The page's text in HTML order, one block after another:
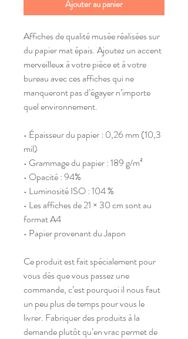
Ajouter au panier
Affiches de qualité musée réalisées sur
du papier mat épais. Ajoutez un accent
merveilleux à votre pièce et à votre
bureau avec ces affiches qui ne
manqueront pas d’égayer n’importe
quel environnement.
• Épaisseur du papier : 0,26 mm (10,3
mil)
• Grammage du papier : 189 g/m²
• Opacité : 94%
• Luminosité ISO : 104 %
• Les affiches de 21 × 30 cm sont au
format A4
• Papier provenant du Japon
Ce produit est fait spécialement pour
vous dès que vous passez une
commande, c’est pourquoi il nous faut
un peu plus de temps pour vous le
livrer. Fabriquer des produits à la
demande plutôt qu’en vrac permet de